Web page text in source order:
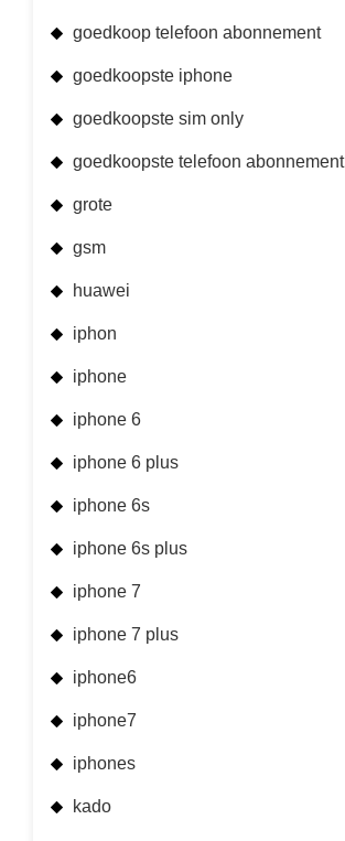
goedkoop telefoon abonnement
goedkoopste iphone
goedkoopste sim only
goedkoopste telefoon abonnement
grote
gsm
huawei
iphon
iphone
iphone 6
iphone 6 plus
iphone 6s
iphone 6s plus
iphone 7
iphone 7 plus
iphone6
iphone7
iphones
kado